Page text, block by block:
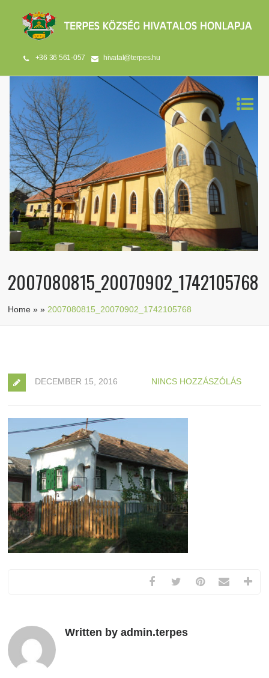
+36 36 561-057 hivatal@terpes.hu
2007080815_20070902_1742105768
Home »» 2007080815_20070902_1742105768
DECEMBER 15, 2016 NINCS HOZZÁSZÓLÁS
Written by admin.terpes